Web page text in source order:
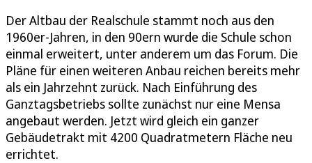
Der Altbau der Realschule stammt noch aus den
1960er-Jahren, in den 90ern wurde die Schule schon
einmal erweitert, unter anderem um das Forum. Die
Pläne für einen weiteren Anbau reichen bereits mehr
als ein Jahrzehnt zurück. Nach Einführung des
Ganztagsbetriebs sollte zunächst nur eine Mensa
angebaut werden. Jetzt wird gleich ein ganzer
Gebäudetrakt mit 4200 Quadratmetern Fläche neu
errichtet.